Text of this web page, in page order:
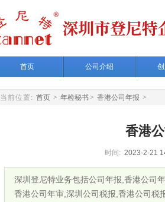
首页 公司介绍
当前位置: 首页 > 年检秘书 > 香港公司年报 >
香港
时间: 2023-2-21
深圳登尼特业务包括公司年报,香港公司
香港公司年审,深圳公司税报,香港公司税